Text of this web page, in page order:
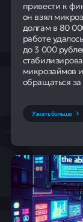
привести к
он взял
долгам в 80
работе
до 3 000
микрозаймов
обращаться
Узнать больше